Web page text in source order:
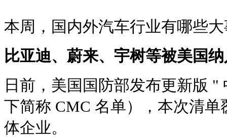
本周，国内外汽车行业有哪些
比亚迪、蔚来、宇树等被美国
日前，美国国防部发布更新版
下简称 CMC 名单），本次清单
体企业。